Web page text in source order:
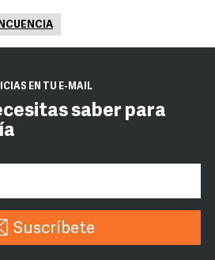
EN TU E-MAIL
saber para
Suscríbete